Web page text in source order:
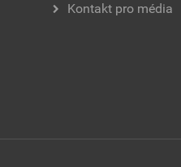
Kontakt pro média